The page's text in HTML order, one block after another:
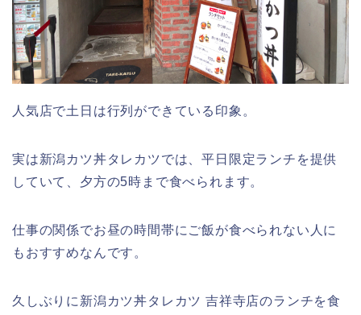
人気店で土日は行列ができている印象。
実は新潟カツ丼タレカツでは、平日限定ランチを提供
していて、夕方の5時まで食べられます。
仕事の関係でお昼の時間帯にご飯が食べられない人に
もおすすめなんです。
久しぶりに新潟カツ丼タレカツ 吉祥寺店のランチを食